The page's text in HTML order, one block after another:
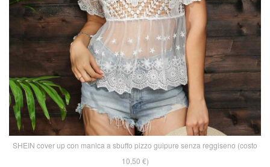
SHEIN cover up con manica a sbuffo pizzo guipure senza reggiseno (costo
10,50 €)